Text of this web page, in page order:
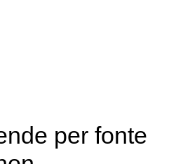
per fonte